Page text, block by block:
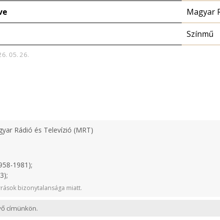
Magyar
Színmű
05. 26.
Rádió és Televízió (MRT)
1981);
bizonytalansága miatt.
címünkön.